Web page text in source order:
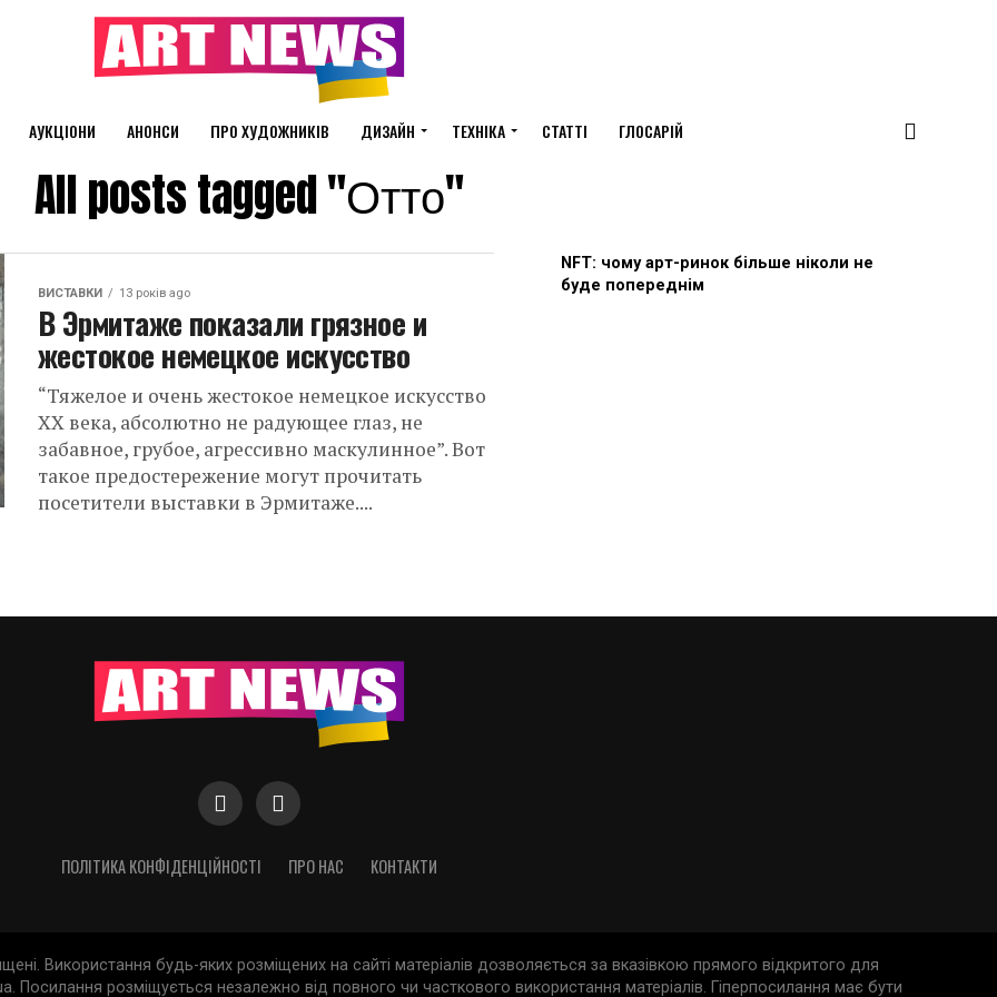
АУКЦІОНИ АНОНСИ ПРО ХУДОЖНИКІВ ДИЗАЙН ТЕХНІКА СТАТТІ ГЛОСАРІЙ
All posts tagged "Отто"
ВИСТАВКИ 13 років ago
В Эрмитаже показали грязное и
жестокое немецкое искусство
“Тяжелое и очень жестокое немецкое искусство
XX века, абсолютно не радующее глаз, не
забавное, грубое, агрессивно маскулинное”. Вот
такое предостережение могут прочитать
посетители выставки в Эрмитаже....
NFT: чому арт-ринок більше ніколи не
буде попереднім
ПОЛІТИКА КОНФІДЕНЦІЙНОСТІ ПРО НАС КОНТАКТИ
Використання будь-яких розміщених на сайті матеріалів дозволяється за вказівкою прямого відкритого для
Посилання розміщується незалежно від повного чи часткового використання матеріалів. Гіперпосилання має бути